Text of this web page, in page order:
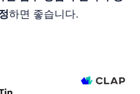
하면 좋습니다.